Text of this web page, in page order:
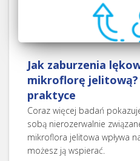
Jak zaburzenia
mikroflorę
praktyce
Coraz więcej badań
sobą nierozerwalnie
mikroflora jelitowa wpływa
możesz ją wspierać.